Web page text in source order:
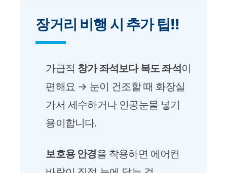
장거리 비행 시 추가 팁!!
가급적 창가 좌석보다 복도 좌석이
편해요 → 눈이 건조할 때 화장실
가서 세수하거나 인공눈물 넣기
용이합니다.
보호용 안경을 착용하면 에어컨